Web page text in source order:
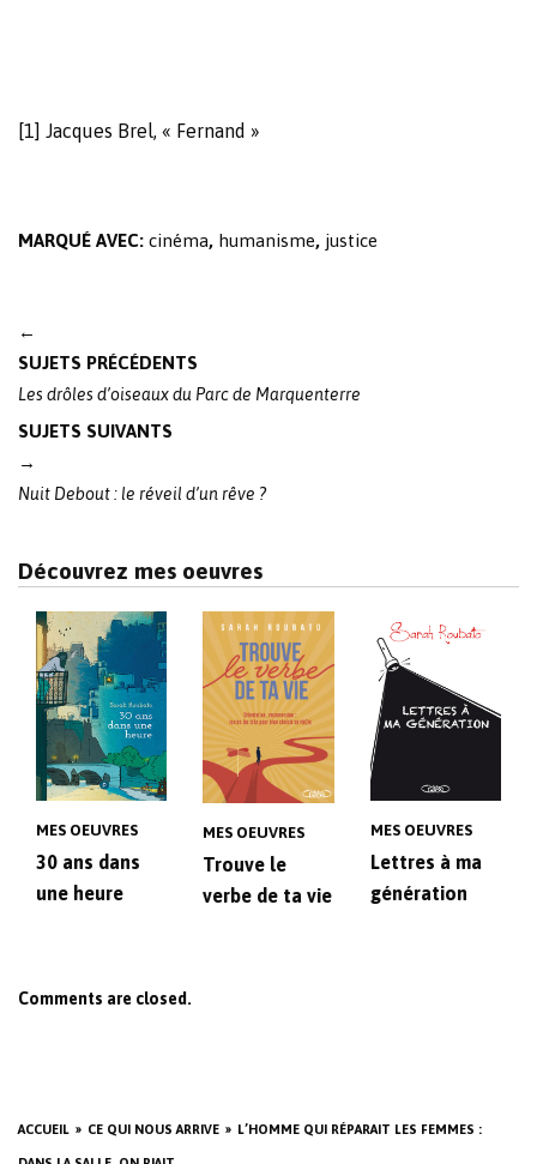
ACCUEIL CE QUI NOUS ARRIVE L’HOMME QUI RÉPARAIT LES FEMMES :
[1] Jacques Brel, « Fernand »
MARQUÉ AVEC: cinéma, humanisme, justice
Post
navigation
←
SUJETS PRÉCÉDENTS
Les drôles d’oiseaux du Parc de Marquenterre
SUJETS SUIVANTS
→
Nuit Debout : le réveil d’un rêve ?
Découvrez mes oeuvres
MES OEUVRES
30 ans dans
une heure
MES OEUVRES
Trouve le
verbe de ta vie
MES OEUVRES
Lettres à ma
génération
Comments are closed.